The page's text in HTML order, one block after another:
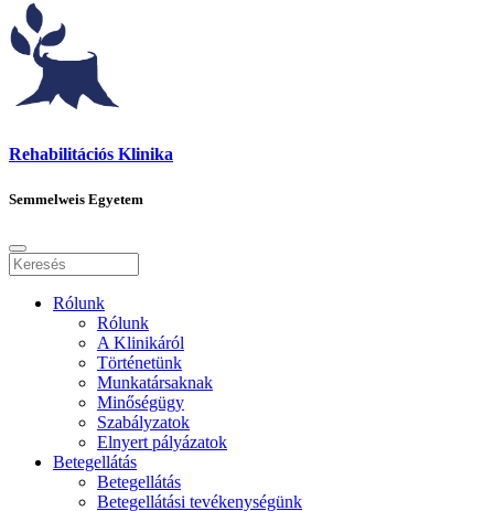
Rehabilitációs Klinika
Semmelweis Egyetem
Rólunk
Rólunk
A Klinikáról
Történetünk
Munkatársaknak
Minőségügy
Szabályzatok
Elnyert pályázatok
Betegellátás
Betegellátás
Betegellátási tevékenységünk